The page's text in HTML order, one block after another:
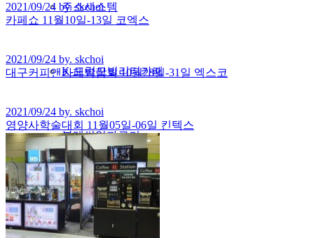
주스시스템
K-드럼모빌리티카페
블레씽알파쿠키
할데
2021/09/24 by. skchoi
카페쇼 11월10일-13일 코엑스
2021/09/24 by. skchoi
대구커피앤카페박람회 10월28일-31일 엑스코
2021/09/24 by. skchoi
영양사학술대회 11월05일-06일 킨텍스